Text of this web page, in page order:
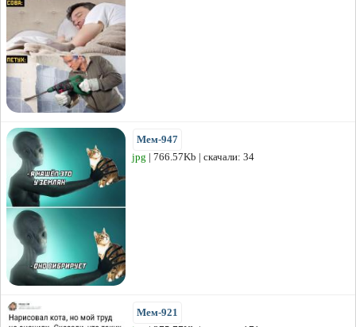
Мем-947
jpg | 766.57Kb | скачали: 34
Мем-921